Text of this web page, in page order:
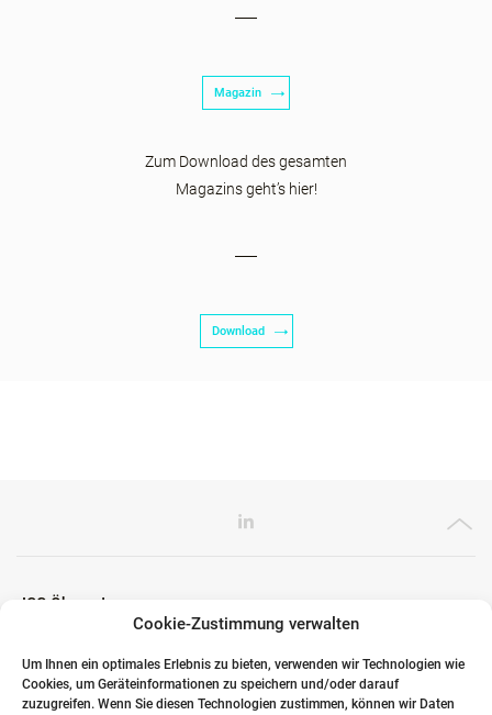
Cookie-Zustimmung verwalten
Um Ihnen ein optimales Erlebnis zu bieten, verwenden wir Technologien wie
Cookies, um Geräteinformationen zu speichern und/oder darauf
zuzugreifen. Wenn Sie diesen Technologien zustimmen, können wir Daten
Magazin
Zum Download des gesamten
Magazins geht’s hier!
Download
ICG Ökosystem
Globale Partner